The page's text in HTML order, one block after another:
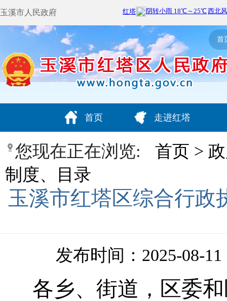
玉溪市人民政府
首
首页 走进红塔
您现在正在浏览: 首页 >
制度、目录
玉溪市红塔区综合行政
发布时间：2025-08-11
各乡、街道，区委和